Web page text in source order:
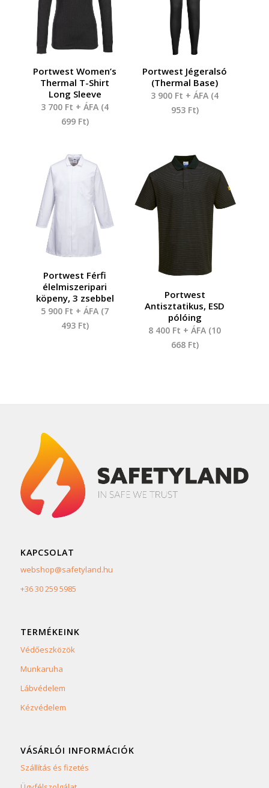
Portwest Women’s
Thermal T-Shirt
Long Sleeve
3 700 Ft + ÁFA (4
699 Ft)
Portwest Jégeralsó
(Thermal Base)
3 900 Ft + ÁFA (4
953 Ft)
Portwest Férfi
élelmiszeripari
köpeny, 3 zsebbel
5 900 Ft + ÁFA (7
493 Ft)
Portwest
Antisztatikus, ESD
pólóing
8 400 Ft + ÁFA (10
668 Ft)
KAPCSOLAT
webshop@safetyland.hu
+36 30 259 5985
TERMÉKEINK
Védőeszközök
Munkaruha
Lábvédelem
Kézvédelem
VÁSÁRLÓI INFORMÁCIÓK
Szállítás és fizetés